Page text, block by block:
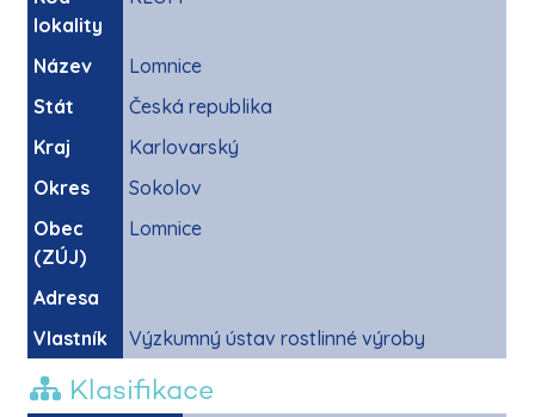
lokality
Název
Lomnice
Stát
Česká republika
Kraj
Karlovarský
Okres
Sokolov
Obec
(ZÚJ)
Lomnice
Adresa
Vlastník
Výzkumný ústav rostlinné výroby
Klasifikace